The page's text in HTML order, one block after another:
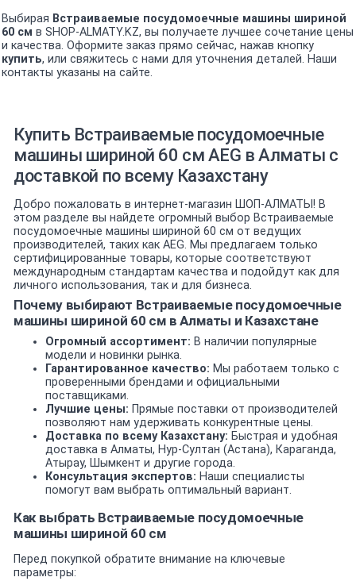
Выбирая Встраиваемые посудомоечные машины шириной
60 см в SHOP-ALMATY.KZ, вы получаете лучшее сочетание цены
и качества. Оформите заказ прямо сейчас, нажав кнопку
купить, или свяжитесь с нами для уточнения деталей. Наши
контакты указаны на сайте.
Купить Встраиваемые посудомоечные
машины шириной 60 см AEG в Алматы с
доставкой по всему Казахстану
Добро пожаловать в интернет-магазин ШОП-АЛМАТЫ! В
этом разделе вы найдете огромный выбор Встраиваемые
посудомоечные машины шириной 60 см от ведущих
производителей, таких как AEG. Мы предлагаем только
сертифицированные товары, которые соответствуют
международным стандартам качества и подойдут как для
личного использования, так и для бизнеса.
Почему выбирают Встраиваемые посудомоечные
машины шириной 60 см в Алматы и Казахстане
Огромный ассортимент: В наличии популярные
модели и новинки рынка.
Гарантированное качество: Мы работаем только с
проверенными брендами и официальными
поставщиками.
Лучшие цены: Прямые поставки от производителей
позволяют нам удерживать конкурентные цены.
Доставка по всему Казахстану: Быстрая и удобная
доставка в Алматы, Нур-Султан (Астана), Караганда,
Атырау, Шымкент и другие города.
Консультация экспертов: Наши специалисты
помогут вам выбрать оптимальный вариант.
Как выбрать Встраиваемые посудомоечные
машины шириной 60 см
Перед покупкой обратите внимание на ключевые
параметры: